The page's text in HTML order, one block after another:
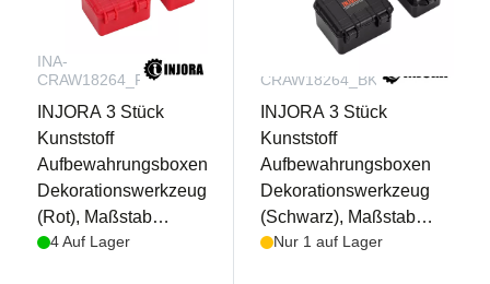
INA-
CRAW18264_RD
INJORA 3 Stück
Kunststoff
Aufbewahrungsboxen
Dekorationswerkzeug
(Rot), Maßstab
Zubehör für 1/10 RC
4 Auf Lager
CRAW18264_BK
INJORA 3 Stück
Kunststoff
Aufbewahrungsboxen
Dekorationswerkzeug
(Schwarz), Maßstab
Zubehör für 1/10 RC
Nur 1 auf Lager